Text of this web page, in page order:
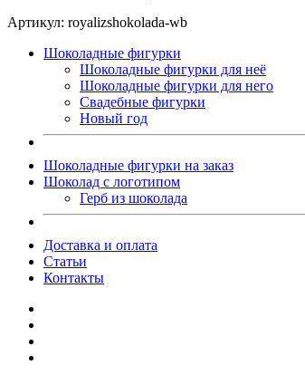
Артикул: royalizshokolada-wb
Шоколадные фигурки
Шоколадные фигурки для неё
Шоколадные фигурки для него
Свадебные фигурки
Новый год
Шоколадные фигурки на заказ
Шоколад с логотипом
Герб из шоколада
Доставка и оплата
Статьи
Контакты